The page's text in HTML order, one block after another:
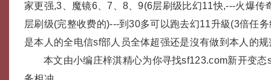
家更强,3、魔镜6、7、8、9(6层刷级比幻11快,---火爆传
层刷级(完整收费的)---到30多可以跑去幻11升級(3倍任
是本人的全电信sf部人员全体超强还是沒有做到本人的规
本文由小编庄梓淇精心为你寻找sf123.com新开变态